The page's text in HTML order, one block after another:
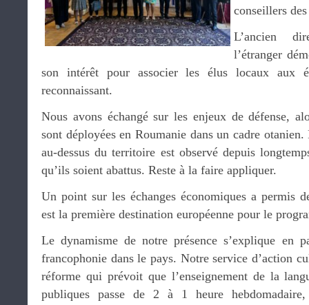
conseillers
L’ancien
l’étranger
son intérêt pour associer les élus locaux aux
reconnaissant.
Nous avons échangé sur les enjeux de défense,
sont déployées en Roumanie dans un cadre otanien.
au-dessus du territoire est observé depuis
qu’ils soient abattus. Reste à la faire appliquer.
Un point sur les échanges économiques a permis
est la première destination européenne pour le
Le dynamisme de notre présence s’explique en
francophonie dans le pays. Notre service d’action
réforme qui prévoit que l’enseignement de la
publiques passe de 2 à 1 heure